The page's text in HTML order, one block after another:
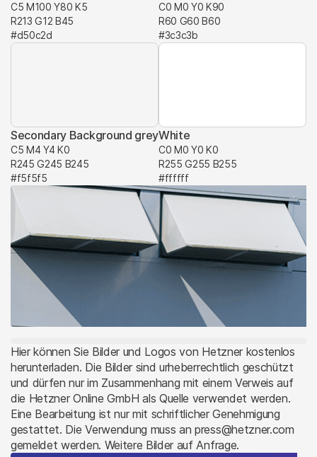
C5 M100 Y80 K5
R213 G12 B45
#d50c2d
C0 M0 Y0 K90
R60 G60 B60
#3c3c3b
Secondary Background grey
C5 M4 Y4 K0
R245 G245 B245
#f5f5f5
White
C0 M0 Y0 K0
R255 G255 B255
#ffffff
Hier können Sie Bilder und Logos von Hetzner kostenlos
herunterladen. Die Bilder sind urheberrechtlich geschützt
und dürfen nur im Zusammenhang mit einem Verweis auf
die Hetzner Online GmbH als Quelle verwendet werden.
Eine Bearbeitung ist nur mit schriftlicher Genehmigung
gestattet. Die Verwendung muss an press@hetzner.com
gemeldet werden. Weitere Bilder auf Anfrage.